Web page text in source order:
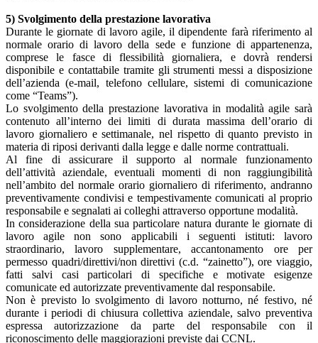
5) Svolgimento della prestazione lavorativa
Durante le giornate di lavoro agile, il dipendente farà riferimento al
normale orario di lavoro della sede e funzione di appartenenza,
comprese le fasce di flessibilità giornaliera, e dovrà rendersi
disponibile e contattabile tramite gli strumenti messi a disposizione
dell’azienda (e-mail, telefono cellulare, sistemi di comunicazione
come “Teams”).
Lo svolgimento della prestazione lavorativa in modalità agile sarà
contenuto all’interno dei limiti di durata massima dell’orario di
lavoro giornaliero e settimanale, nel rispetto di quanto previsto in
materia di riposi derivanti dalla legge e dalle norme contrattuali.
Al fine di assicurare il supporto al normale funzionamento
dell’attività aziendale, eventuali momenti di non raggiungibilità
nell’ambito del normale orario giornaliero di riferimento, andranno
preventivamente condivisi e tempestivamente comunicati al proprio
responsabile e segnalati ai colleghi attraverso opportune modalità.
In considerazione della sua particolare natura durante le giornate di
lavoro agile non sono applicabili i seguenti istituti: lavoro
straordinario, lavoro supplementare, accantonamento ore per
permesso quadri/direttivi/non direttivi (c.d. “zainetto”), ore viaggio,
fatti salvi casi particolari di specifiche e motivate esigenze
comunicate ed autorizzate preventivamente dal responsabile.
Non è previsto lo svolgimento di lavoro notturno, né festivo, né
durante i periodi di chiusura collettiva aziendale, salvo preventiva
espressa autorizzazione da parte del responsabile con il
riconoscimento delle maggiorazioni previste dai CCNL.